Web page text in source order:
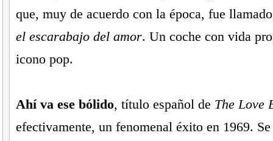
que, muy de acuerdo con la época, fue
el escarabajo del amor. Un coche con vida
icono pop.
Ahí va ese bólido, título español de The Love
efectivamente, un fenomenal éxito en 1969.